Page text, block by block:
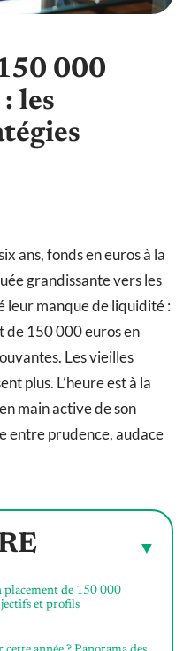
000
les
ans, fonds en euros à la
grandissante vers les
leur manque de liquidité :
de 150 000 euros en
Les vieilles
plus. L’heure est à la
main active de son
entre prudence, audace
placement de 150 000
et profils